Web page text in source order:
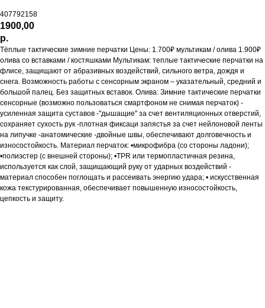
407792158
1900,00
р.
Тёплые тактические зимние перчатки Цены: 1.700₽ мультикам / олива 1.900₽
олива со вставками / костяшками Мультикам: теплые тактические перчатки на
флисе, защищают от абразивных воздействий, сильного ветра, дождя и
снега. Возможность работы с сенсорным экраном – указательный, средний и
большой палец. Без защитных вставок. Олива: Зимние тактические перчатки
сенсорные (возможно пользоваться смартфоном не снимая перчаток) -
усиленная защита суставов -"дышащие" за счет вентиляционных отверстий,
сохраняет сухость рук -плотная фиксаци запястья за счет нейлоновой ленты
на липучке -анатомические -двойные швы, обеспечивают долговечность и
износостойкость. Материал перчаток: •микрофибра (со стороны ладони);
•полиэстер (с внешней стороны); •TPR или термопластичная резина,
используется как слой, защищающий руку от ударных воздействий -
материал способен поглощать и рассеивать энергию удара; • искусственная
кожа текстурированная, обеспечивает повышенную износостойкость,
цепкость и защиту.